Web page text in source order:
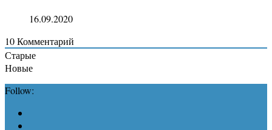
16.09.2020
10Комментарий
Старые
Новые
Follow: